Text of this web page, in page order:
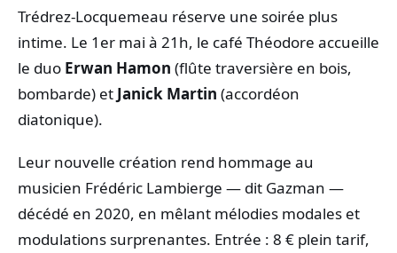
Trédrez‑Locquemeau réserve une soirée plus
intime. Le 1er mai à 21h, le café Théodore accueille
le duo Erwan Hamon (flûte traversière en bois,
bombarde) et Janick Martin (accordéon
diatonique).
Leur nouvelle création rend hommage au
musicien Frédéric Lambierge — dit Gazman —
décédé en 2020, en mêlant mélodies modales et
modulations surprenantes. Entrée : 8 € plein tarif,